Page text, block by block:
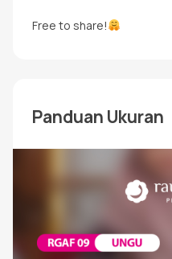
Free to share!
Panduan Ukuran